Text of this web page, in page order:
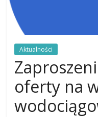
Aktualności
oferty na